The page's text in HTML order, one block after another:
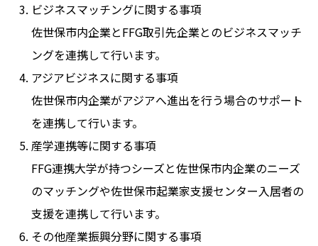
ビジネスマッチングに関する事項
佐世保市内企業とFFG取引先企業とのビジネスマッチ
ングを連携して行います。
アジアビジネスに関する事項
佐世保市内企業がアジアへ進出を行う場合のサポート
を連携して行います。
産学連携等に関する事項
FFG連携大学が持つシーズと佐世保市内企業のニーズ
のマッチングや佐世保市起業家支援センター入居者の
支援を連携して行います。
その他産業振興分野に関する事項